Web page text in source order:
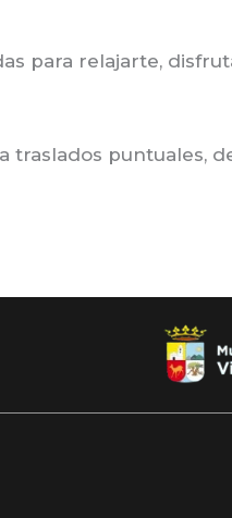
para relajarte,
traslados puntuales,